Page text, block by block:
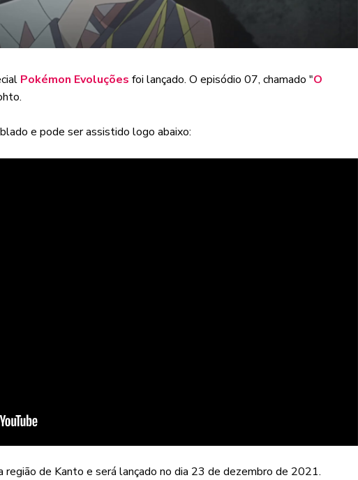
Pokémon Evoluções foi lançado. O episódio 07, chamado "O
e pode ser assistido logo abaixo:
região de Kanto e será lançado no dia 23 de dezembro de 2021.